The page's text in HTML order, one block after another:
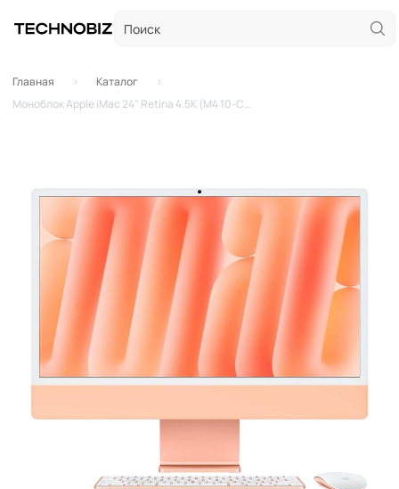
Главная
Каталог
Моноблок Apple iMac 24" Retina 4.5K (M4 10-Core, GPU 10-Core, 32GB, 512GB) Orange (кастомный)